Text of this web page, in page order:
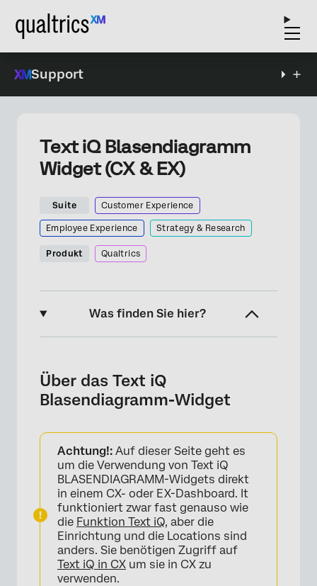
Support
Text iQ Blasendiagramm
Widget (CX & EX)
Suite Customer Experience
Employee Experience Strategy & Research
Produkt Qualtrics
Was finden Sie hier?
Einrichtung von Text iQ im Dashboard
EX-Dashboard Text iQ Setup
Filtern nach Thema
FAQs
Über das Text iQ
Blasendiagramm-Widget
Achtung!: Auf dieser Seite geht es
um die Verwendung von Text iQ
BLASENDIAGRAMM-Widgets direkt
in einem CX- oder EX-Dashboard. It
funktioniert zwar fast genauso wie
die Funktion Text iQ, aber die
Einrichtung und die Locations sind
anders. Sie benötigen Zugriff auf
Text iQ in CX um sie in CX zu
verwenden.